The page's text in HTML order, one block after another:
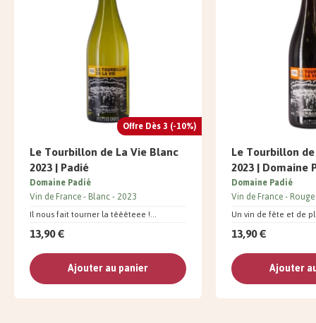
Offre Dès 3 (-10%)
Le Tourbillon de La Vie Blanc
2023 | Padié
Il nous fait tourner la têêêteee !...
Domaine Padié
Vin de France Blanc 2023
13,90 €
Ajouter au panier
Le Tourbillon
2023 | Domaine
Un vin de fête et de
Domaine Padié
Vin de France Rouge
13,90 €
Ajouter